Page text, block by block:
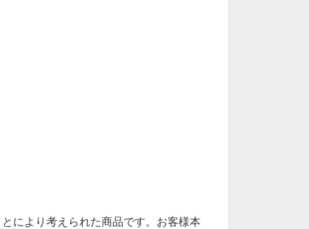
により考えられた商品です。お客様本